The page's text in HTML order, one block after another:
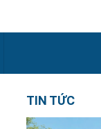
TIN TỨC